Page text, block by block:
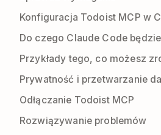
Konfiguracja Todoist MCP w
Do czego Claude Code
Przykłady tego, co możesz
Prywatność i przetwarzanie
Odłączanie Todoist MCP
Rozwiązywanie problemów